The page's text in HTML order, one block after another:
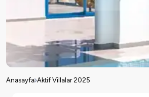
Anasayfa Aktif Villalar 2025